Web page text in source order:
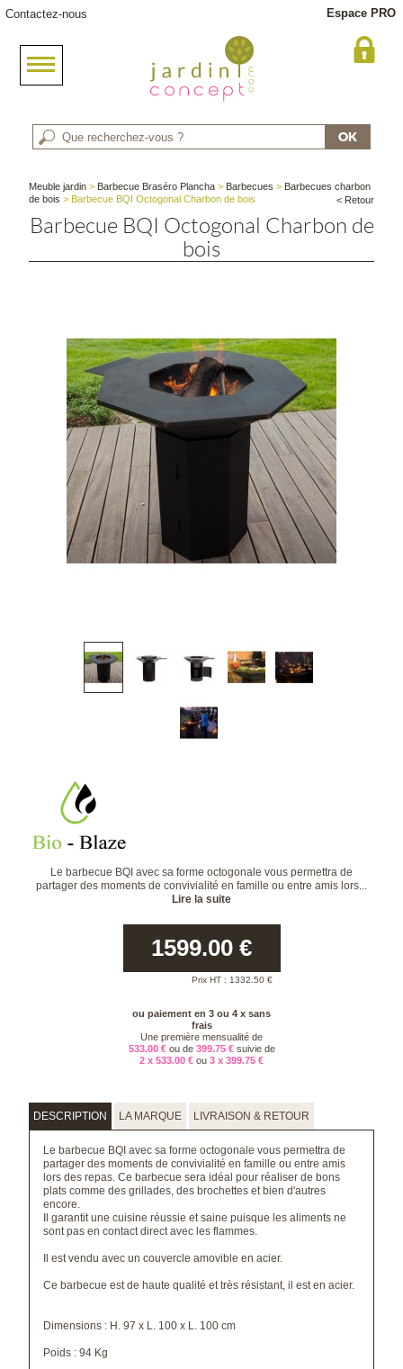
Contactez-nous Espace PRO
Meuble jardin > Barbecue Braséro Plancha > Barbecues > Barbecues charbon
de bois > Barbecue BQI Octogonal Charbon de bois < Retour
Barbecue BQI Octogonal Charbon de
bois
Le barbecue BQI avec sa forme octogonale vous permettra de
partager des moments de convivialité en famille ou entre amis lors...
Lire la suite
1599.00 €
Prix HT : 1332.50 €
ou paiement en 3 ou 4 x sans
frais
Une première mensualité de
533.00 € ou de 399.75 € suivie de
2 x 533.00 € ou 3 x 399.75 €
DESCRIPTION LA MARQUE LIVRAISON & RETOUR
Le barbecue BQI avec sa forme octogonale vous permettra de
partager des moments de convivialité en famille ou entre amis
lors des repas. Ce barbecue sera idéal pour réaliser de bons
plats comme des grillades, des brochettes et bien d'autres
encore.
Il garantit une cuisine réussie et saine puisque les aliments ne
sont pas en contact direct avec les flammes.
Il est vendu avec un couvercle amovible en acier.
Ce barbecue est de haute qualité et très résistant, il est en acier.
Dimensions : H. 97 x L. 100 x L. 100 cm
Poids : 94 Kg